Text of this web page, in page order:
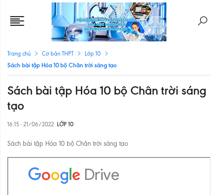
Trang chủ Cơ bản THPT Lớp 10
Sách bài tập Hóa 10 bộ Chân trời sáng tạo
Sách bài tập Hóa 10 bộ Chân trời sáng
tạo
16:15 - 21/06/2022 LỚP 10
Sách bài tập Hóa 10 bộ Chân trời sáng tạo